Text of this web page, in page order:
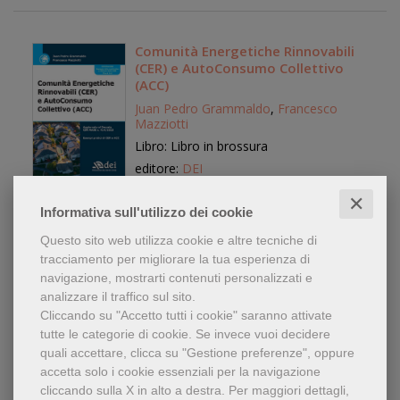
Informativa sull'utilizzo dei cookie ✕
Questo sito web utilizza cookie e altre tecniche di
tracciamento per migliorare la tua esperienza di
navigazione, mostrarti contenuti personalizzati e
analizzare il traffico sul sito.
Cliccando su "Accetto tutti i cookie" saranno attivate
tutte le categorie di cookie. Se invece vuoi decidere
quali accettare, clicca su "Gestione preferenze", oppure
accetta solo i cookie essenziali per la navigazione
cliccando sulla X in alto a destra. Per maggiori dettagli,
Comunità Energetiche Rinnovabili
(CER) e AutoConsumo Collettivo
(ACC)
Juan Pedro Grammaldo, Francesco
Mazziotti
Libro: Libro in brossura
editore: DEI
28,00 €
Hydrogen Renaissance. How Sedes
H fulfills the UN 2030 agenda and
the European green deal
Gioele Magaldi